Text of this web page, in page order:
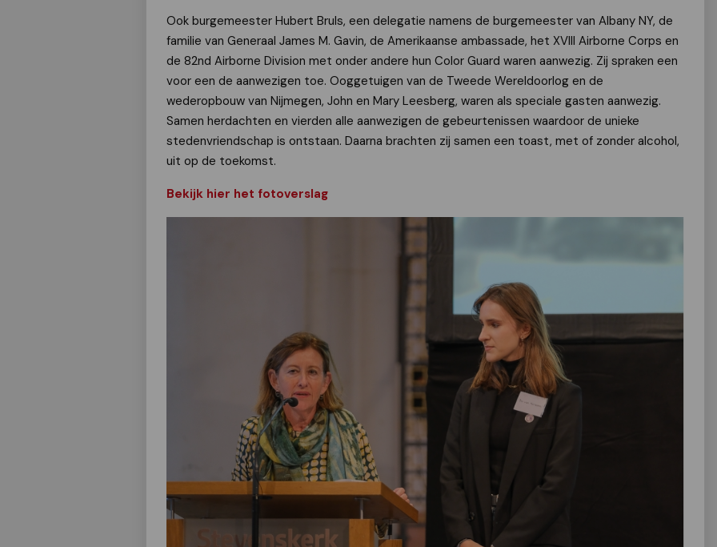
Ook burgemeester Hubert Bruls, een delegatie namens de burgemeester van Albany NY, de
familie van Generaal James M. Gavin, de Amerikaanse ambassade, het XVIII Airborne Corps en
de 82nd Airborne Division met onder andere hun Color Guard waren aanwezig. Zij spraken een
voor een de aanwezigen toe. Ooggetuigen van de Tweede Wereldoorlog en de
wederopbouw van Nijmegen, John en Mary Leesberg, waren als speciale gasten aanwezig.
Samen herdachten en vierden alle aanwezigen de gebeurtenissen waardoor de unieke
stedenvriendschap is ontstaan. Daarna brachten zij samen een toast, met of zonder alcohol,
uit op de toekomst.
Bekijk hier het fotoverslag